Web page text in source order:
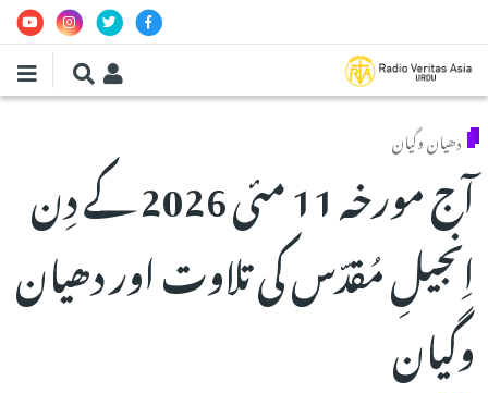
دھیان وگیان
آج مورخہ 11 مئی 2026 کے دِن
اِنجیلِ مُقدّس کی تلاوت اور دھیان
وگیان